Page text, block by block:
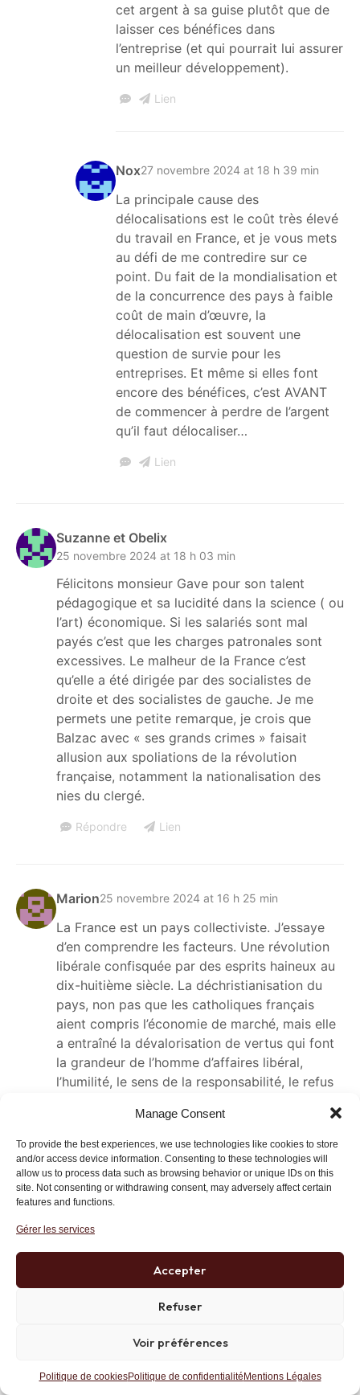
Manage Consent
To provide the best experiences, we use technologies like cookies to store
and/or access device information. Consenting to these technologies will
allow us to process data such as browsing behavior or unique IDs on this
site. Not consenting or withdrawing consent, may adversely affect certain
features and functions.
Gérer les services
Accepter
Refuser
Voir préférences
Politique de cookiesPolitique de confidentialité Mentions Légales
cet argent à sa guise plutôt que de
laisser ces bénéfices dans
l’entreprise (et qui pourrait lui assurer
un meilleur développement).
Lien
Nox27 novembre 2024 at 18 h 39 min
La principale cause des
délocalisations est le coût très élevé
du travail en France, et je vous mets
au défi de me contredire sur ce
point. Du fait de la mondialisation et
de la concurrence des pays à faible
coût de main d’œuvre, la
délocalisation est souvent une
question de survie pour les
entreprises. Et même si elles font
encore des bénéfices, c’est AVANT
de commencer à perdre de l’argent
qu’il faut délocaliser…
Lien
Suzanne et Obelix
25 novembre 2024 at 18 h 03 min
Félicitons monsieur Gave pour son talent
pédagogique et sa lucidité dans la science ( ou
l’art) économique. Si les salariés sont mal
payés c’est que les charges patronales sont
excessives. Le malheur de la France c’est
qu’elle a été dirigée par des socialistes de
droite et des socialistes de gauche. Je me
permets une petite remarque, je crois que
Balzac avec « ses grands crimes » faisait
allusion aux spoliations de la révolution
française, notamment la nationalisation des
nies du clergé.
Répondre Lien
Marion25 novembre 2024 at 16 h 25 min
La France est un pays collectiviste. J’essaye
d’en comprendre les facteurs. Une révolution
libérale confisquée par des esprits haineux au
dix-huitième siècle. La déchristianisation du
pays, non pas que les catholiques français
aient compris l’économie de marché, mais elle
a entraîné la dévalorisation de vertus qui font
la grandeur de l’homme d’affaires libéral,
l’humilité, le sens de la responsabilité, le refus
intellectuelle très française, qui rend supérieur
un imbécile pérorant confusément sur des
idées abstraites, au plus brillant ingénieur-
entrepreneur. Et tant d’autres facteurs.
Répondre
25 novembre 2024 at 15 h 47 min
Bravo Mr Gave pour cette excellente analyse.
était 1milliard 800 millions sur Terre; En 1945
est au presque maxi de ce que la planète peut